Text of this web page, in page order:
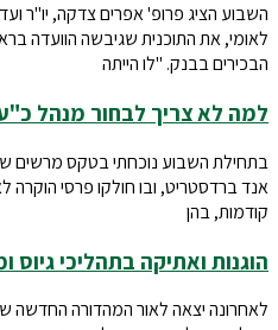
השבוע הציג פרופ' אפרים צדקה, יו"ר
הבכירים בבנק. "לו הייתה
למה לא צריך לבחור מנהל
בתחילת השבוע נוכחתי בטקס מרשים
אנד ברדסטריט, ובו חולקו פרסי הוקרה
קודמות, בהן
הוגנות ואתיקה בתהליכי גיוס
לאחרונה יצאה לאור המהדורה החדשה